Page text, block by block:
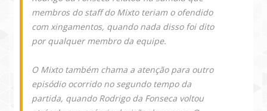
membros do staff do Mixto teriam o ofendido
com xingamentos, quando nada disso foi dito
por qualquer membro da equipe.
O Mixto também chama a atenção para outro
episódio ocorrido no segundo tempo da
partida, quando Rodrigo da Fonseca voltou